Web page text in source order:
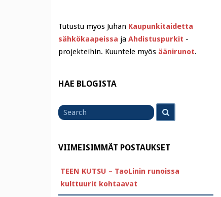
Tutustu myös Juhan Kaupunkitaidetta
sähkökaapeissa ja Ahdistuspurkit -
projekteihin. Kuuntele myös äänirunot.
HAE BLOGISTA
for
VIIMEISIMMÄT POSTAUKSET
TEEN KUTSU – TaoLinin runoissa
kulttuurit kohtaavat